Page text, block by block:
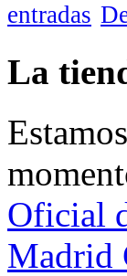
entradas
La
Oficial
Madrid